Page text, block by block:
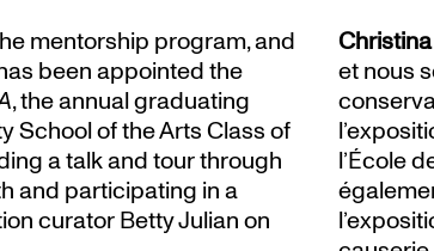
mentorship program, and
been appointed the
, the annual graduating
School of the Arts Class of
a talk and tour through
and participating in a
curator Betty Julian on
et nous
l’École